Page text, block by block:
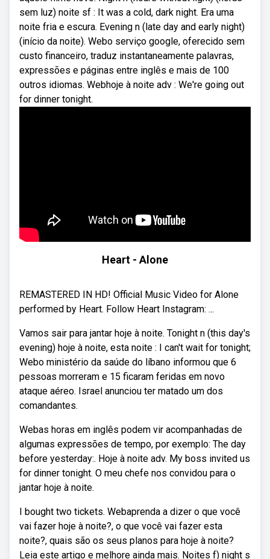
sem luz) noite sf : It was a cold, dark night. Era uma
noite fria e escura. Evening n (late day and early night)
(início da noite). Webo serviço google, oferecido sem
custo financeiro, traduz instantaneamente palavras,
expressões e páginas entre inglês e mais de 100
outros idiomas. Webhoje à noite adv : We're going out
for dinner tonight.
Heart - Alone
REMASTERED IN HD! Official Music Video for Alone
performed by Heart. Follow Heart Instagram: ...
Vamos sair para jantar hoje à noite. Tonight n (this day's
evening) hoje à noite, esta noite : I can't wait for tonight;
Webo ministério da saúde do líbano informou que 6
pessoas morreram e 15 ficaram feridas em novo
ataque aéreo. Israel anunciou ter matado um dos
comandantes.
Webas horas em inglês podem vir acompanhadas de
algumas expressões de tempo, por exemplo: The day
before yesterday:. Hoje à noite adv. My boss invited us
for dinner tonight. O meu chefe nos convidou para o
jantar hoje à noite.
I bought two tickets. Webaprenda a dizer o que você
vai fazer hoje à noite?, o que você vai fazer esta
noite?, quais são os seus planos para hoje à noite?
Leia este artigo e melhore ainda mais. Noites f) night s